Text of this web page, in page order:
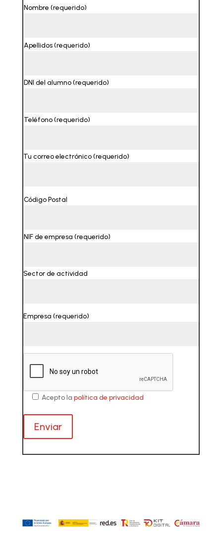
Nombre (requerido)
Apellidos (requerido)
DNI del alumno (requerido)
Teléfono (requerido)
Tu correo electrónico (requerido)
Código Postal
NIF de empresa (requerido)
Sector de actividad
Empresa (requerido)
Acepto la política de privacidad